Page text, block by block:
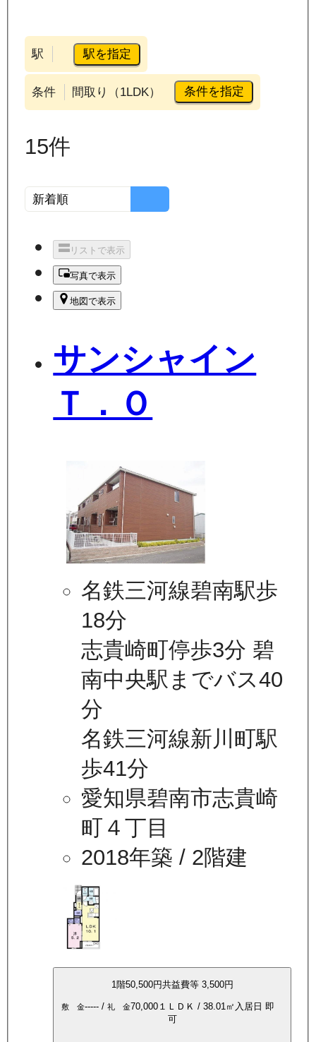
駅 駅を指定
条件 間取り（1LDK） 条件を指定
15件
リストで表示
写真で表示
地図で表示
サンシャイン
Ｔ．Ｏ
名鉄三河線碧南駅歩
18分
志貴崎町停歩3分 碧
南中央駅までバス40
分
名鉄三河線新川町駅
歩41分
愛知県碧南市志貴崎
町４丁目
2018年築 / 2階建
1 階50,500円共益費等 3,500円
敷 金-----/ 礼 金70,000１ＬＤＫ / 38.01㎡ 入居日 即
可